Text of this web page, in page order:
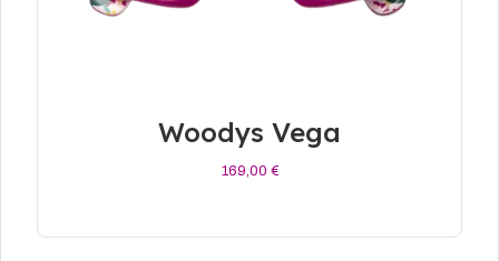
Woodys Vega
169,00 €